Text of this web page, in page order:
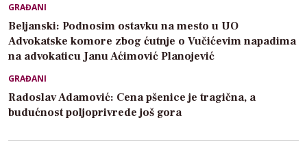
GRAĐANI
Beljanski: Podnosim ostavku na mesto u UO
Advokatske komore zbog ćutnje o Vučićevim napadima
na advokaticu Janu Aćimović Planojević
GRAĐANI
Radoslav Adamović: Cena pšenice je tragična, a
budućnost poljoprivrede još gora